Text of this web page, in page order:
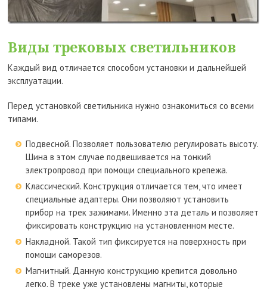
Виды трековых светильников
Каждый вид отличается способом установки и дальнейшей
эксплуатации.
Перед установкой светильника нужно ознакомиться со всеми
типами.
Подвесной. Позволяет пользователю регулировать высоту.
Шина в этом случае подвешивается на тонкий
электропровод при помощи специального крепежа.
Классический. Конструкция отличается тем, что имеет
специальные адаптеры. Они позволяют установить
прибор на трек зажимами. Именно эта деталь и позволяет
фиксировать конструкцию на установленном месте.
Накладной. Такой тип фиксируется на поверхность при
помощи саморезов.
Магнитный. Данную конструкцию крепится довольно
легко. В треке уже установлены магниты, которые